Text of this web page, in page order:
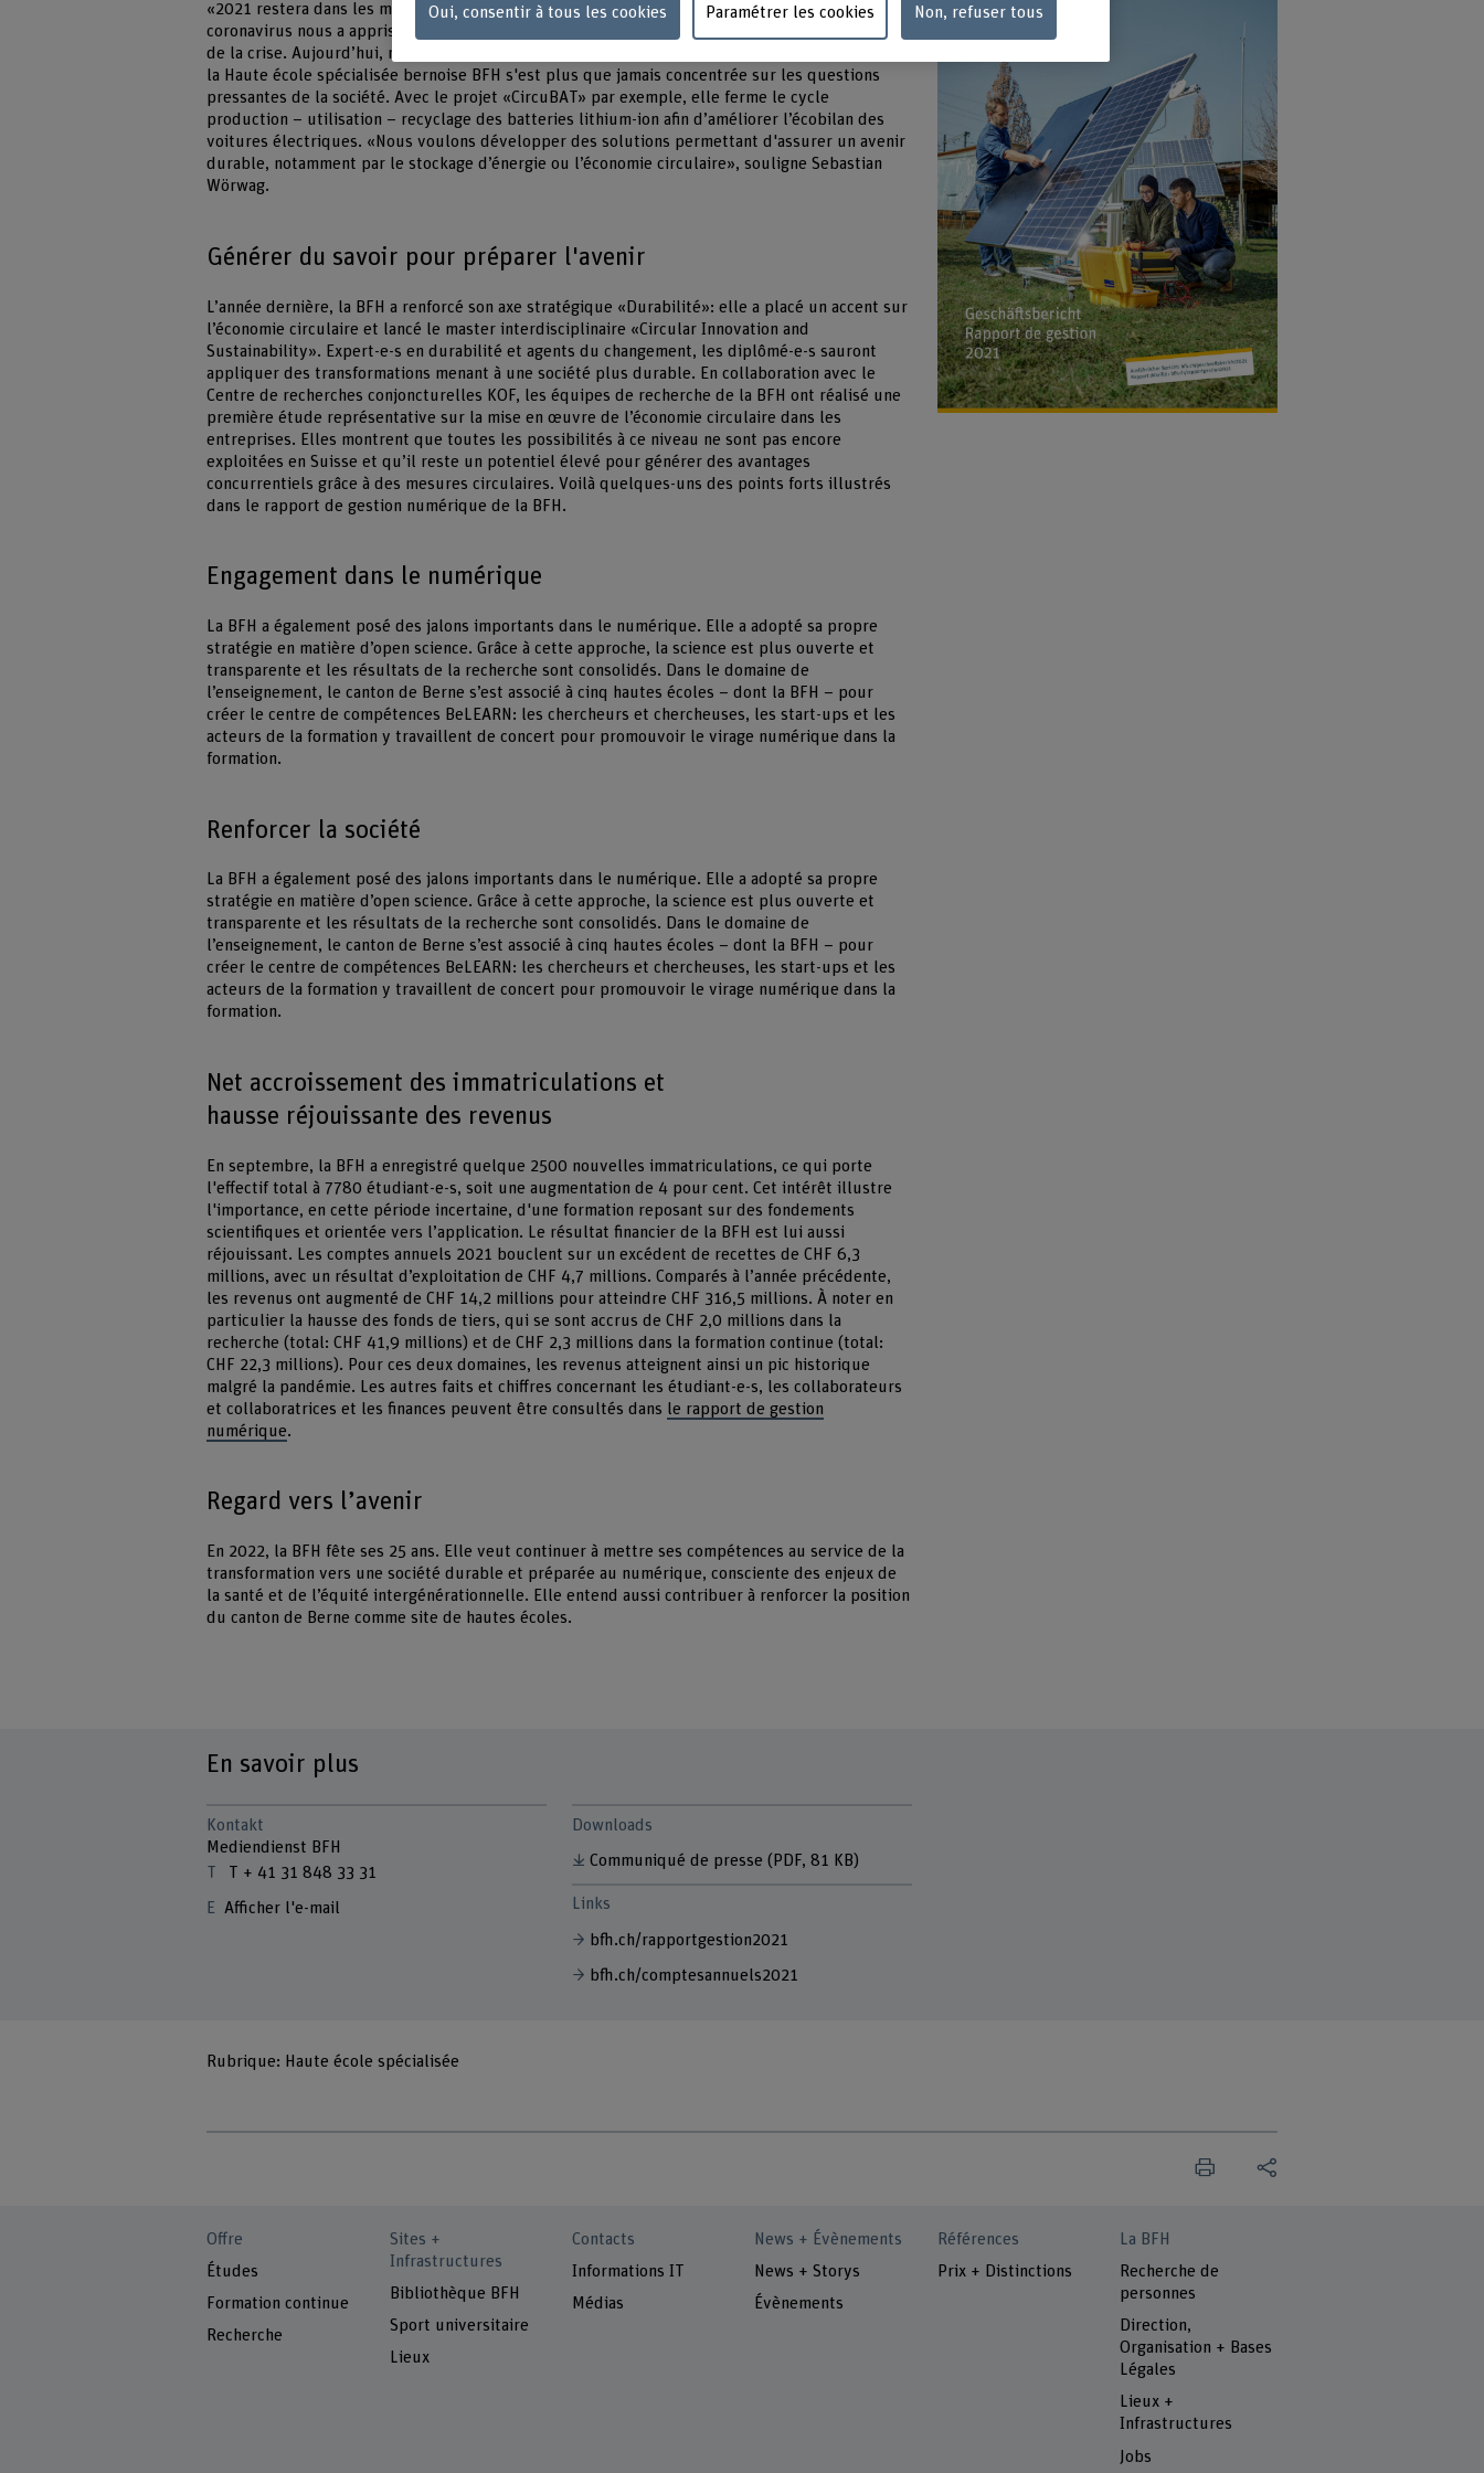
«2021 restera dans les mémoires comme une année de changement. La pandémie de
coronavirus nous a appris à sortir des sentiers battus. Cette démarche doit perdurer au-delà
de la crise. Aujourd’hui, nous devons penser autrement», déclare-t-il. C'est pourquoi en 2021,
la Haute école spécialisée bernoise BFH s'est plus que jamais concentrée sur les questions
pressantes de la société. Avec le projet «CircuBAT» par exemple, elle ferme le cycle
production – utilisation – recyclage des batteries lithium-ion afin d’améliorer l’écobilan des
voitures électriques. «Nous voulons développer des solutions permettant d'assurer un avenir
durable, notamment par le stockage d’énergie ou l’économie circulaire», souligne Sebastian
Wörwag.
Générer du savoir pour préparer l'avenir
L’année dernière, la BFH a renforcé son axe stratégique «Durabilité»: elle a placé un accent sur
l’économie circulaire et lancé le master interdisciplinaire «Circular Innovation and
Sustainability». Expert-e-s en durabilité et agents du changement, les diplômé-e-s sauront
appliquer des transformations menant à une société plus durable. En collaboration avec le
Centre de recherches conjoncturelles KOF, les équipes de recherche de la BFH ont réalisé une
première étude représentative sur la mise en œuvre de l’économie circulaire dans les
entreprises. Elles montrent que toutes les possibilités à ce niveau ne sont pas encore
exploitées en Suisse et qu’il reste un potentiel élevé pour générer des avantages
concurrentiels grâce à des mesures circulaires. Voilà quelques-uns des points forts illustrés
dans le rapport de gestion numérique de la BFH.
Engagement dans le numérique
La BFH a également posé des jalons importants dans le numérique. Elle a adopté sa propre
stratégie en matière d’open science. Grâce à cette approche, la science est plus ouverte et
transparente et les résultats de la recherche sont consolidés. Dans le domaine de
l’enseignement, le canton de Berne s’est associé à cinq hautes écoles – dont la BFH – pour
créer le centre de compétences BeLEARN: les chercheurs et chercheuses, les start-ups et les
acteurs de la formation y travaillent de concert pour promouvoir le virage numérique dans la
formation.
Renforcer la société
La BFH a également posé des jalons importants dans le numérique. Elle a adopté sa propre
stratégie en matière d’open science. Grâce à cette approche, la science est plus ouverte et
transparente et les résultats de la recherche sont consolidés. Dans le domaine de
l’enseignement, le canton de Berne s’est associé à cinq hautes écoles – dont la BFH – pour
créer le centre de compétences BeLEARN: les chercheurs et chercheuses, les start-ups et les
acteurs de la formation y travaillent de concert pour promouvoir le virage numérique dans la
formation.
Net accroissement des immatriculations et
hausse réjouissante des revenus
En septembre, la BFH a enregistré quelque 2500 nouvelles immatriculations, ce qui porte
l'effectif total à 7780 étudiant-e-s, soit une augmentation de 4 pour cent. Cet intérêt illustre
l'importance, en cette période incertaine, d'une formation reposant sur des fondements
scientifiques et orientée vers l’application. Le résultat financier de la BFH est lui aussi
réjouissant. Les comptes annuels 2021 bouclent sur un excédent de recettes de CHF 6,3
millions, avec un résultat d’exploitation de CHF 4,7 millions. Comparés à l’année précédente,
les revenus ont augmenté de CHF 14,2 millions pour atteindre CHF 316,5 millions. À noter en
particulier la hausse des fonds de tiers, qui se sont accrus de CHF 2,0 millions dans la
recherche (total: CHF 41,9 millions) et de CHF 2,3 millions dans la formation continue (total:
CHF 22,3 millions). Pour ces deux domaines, les revenus atteignent ainsi un pic historique
malgré la pandémie. Les autres faits et chiffres concernant les étudiant-e-s, les collaborateurs
et collaboratrices et les finances peuvent être consultés dans
le rapport de gestion
numérique.
Regard vers l’avenir
En 2022, la BFH fête ses 25 ans. Elle veut continuer à mettre ses compétences au service de la
transformation vers une société durable et préparée au numérique, consciente des enjeux de
la santé et de l’équité intergénérationnelle. Elle entend aussi contribuer à renforcer la position
du canton de Berne comme site de hautes écoles.
En savoir plus
Kontakt
Mediendienst BFH
T + 41 31 848 33 31
Afficher l'e-mail
Downloads
Communiqué de presse(PDF, 81 KB)
Links
bfh.ch/rapportgestion2021
bfh.ch/comptesannuels2021
Rubrique: Haute école spécialisée
Offre
Études
Formation continue
Recherche
Sites +
Infrastructures
Bibliothèque BFH
Sport universitaire
Lieux
Contacts
Informations IT
Médias
News + Évènements
News + Storys
Évènements
Références
Prix + Distinctions
La BFH
Recherche de
personnes
Direction,
Organisation + Bases
Légales
Lieux +
Infrastructures
Jobs
Oui, consentir à tous les cookies Paramétrer les cookies Non, refuser tous